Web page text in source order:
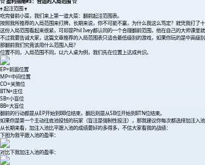
♠ 起注范围 ♠
吃完餐前小菜，我们来上第一道大菜：翻前起注范围表。
按照我所推荐的入局范围来打牌，长期来说，你不可能不赢，为什么我这么笃定？就凭我打了十
这份入局范围看起来很紧，可却是Phil Ivey都认同的一个合理翻前范围，他在自己的大师课里
不过我要告诫大家，这篇文章推荐的入局范围表只适合最低级别的游戏，如果你玩的是中高级别
那翻前我们究竟该用什么范围入局？
位置不同，入局范围不同，以六人桌为例，我们先在位置上达成共识。
EP=前面位置
MP=中间位置
CO=关煞位
BTN=庄位
SB=小盲位
BB=大盲位
翻前的行动都是从EP开始到BB位结束，翻后则是从SB位开始到BTN位结束。
如果你是第一个主动往底池投钱的玩家（盲注是强制性投注），那我建议你每次都选择加注入池
从长期来看，加注入池比平跟入池的成绩要好的多得多，不信大家看我的战绩：
下图为我平跟入池的盈率：
对比下我加注入池的盈率：